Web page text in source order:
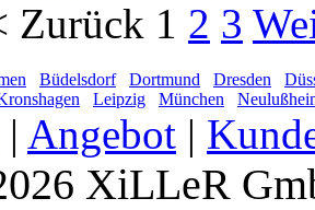
Zurück 1 2 3
Büdelsdorf Dortmund Dresden
Leipzig München
| Angebot |
XiLLeR